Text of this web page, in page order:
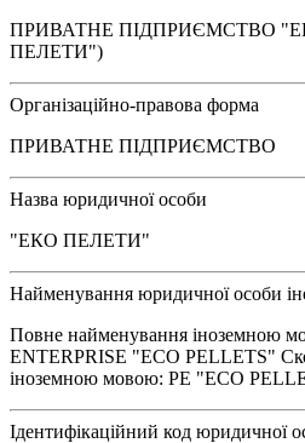
ПРИВАТНЕ ПІДПРИЄМСТВО
ПЕЛЕТИ")
Організаційно-правова форма
ПРИВАТНЕ ПІДПРИЄМСТВО
Назва юридичної особи
"ЕКО ПЕЛЕТИ"
Найменування юридичної особи
Повне найменування іноземною
ENTERPRISE "ECO PELLETS"
іноземною мовою: PE "ECO
Ідентифікаційний код юридичної